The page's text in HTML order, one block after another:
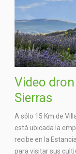
Video
Sierras
A sólo 15 Km de
está ubicada la
recibe en la
para visitar sus